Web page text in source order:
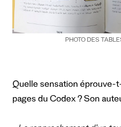
PHOTO DES
Quelle sensation éprouve-
pages du Codex ? Son